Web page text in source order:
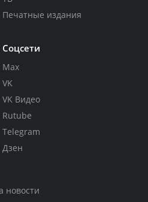
Печатные издания
Соцсети
Max
VK
VK Видео
Rutube
Telegram
Дзен
новости